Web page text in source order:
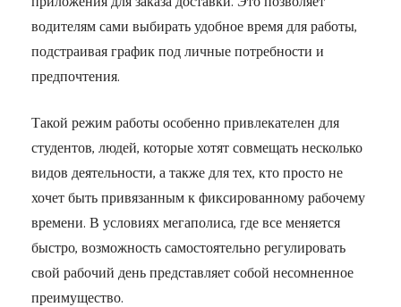
водителям сами выбирать удобное время для работы,
подстраивая график под личные потребности и
предпочтения.
Такой режим работы особенно привлекателен для
студентов, людей, которые хотят совмещать несколько
видов деятельности, а также для тех, кто просто не
хочет быть привязанным к фиксированному рабочему
времени. В условиях мегаполиса, где все меняется
быстро, возможность самостоятельно регулировать
свой рабочий день представляет собой несомненное
преимущество.